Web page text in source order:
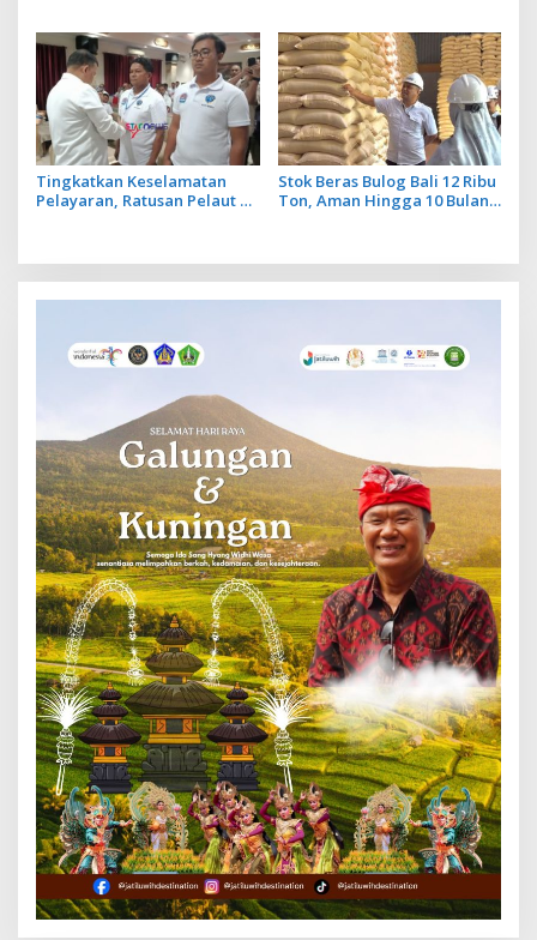
Lancar
Tingkatkan Keselamatan
Pelayaran, Ratusan Pelaut di
Stok Beras Bulog Bali 12 Ribu
Ton, Aman Hingga 10 Bulan